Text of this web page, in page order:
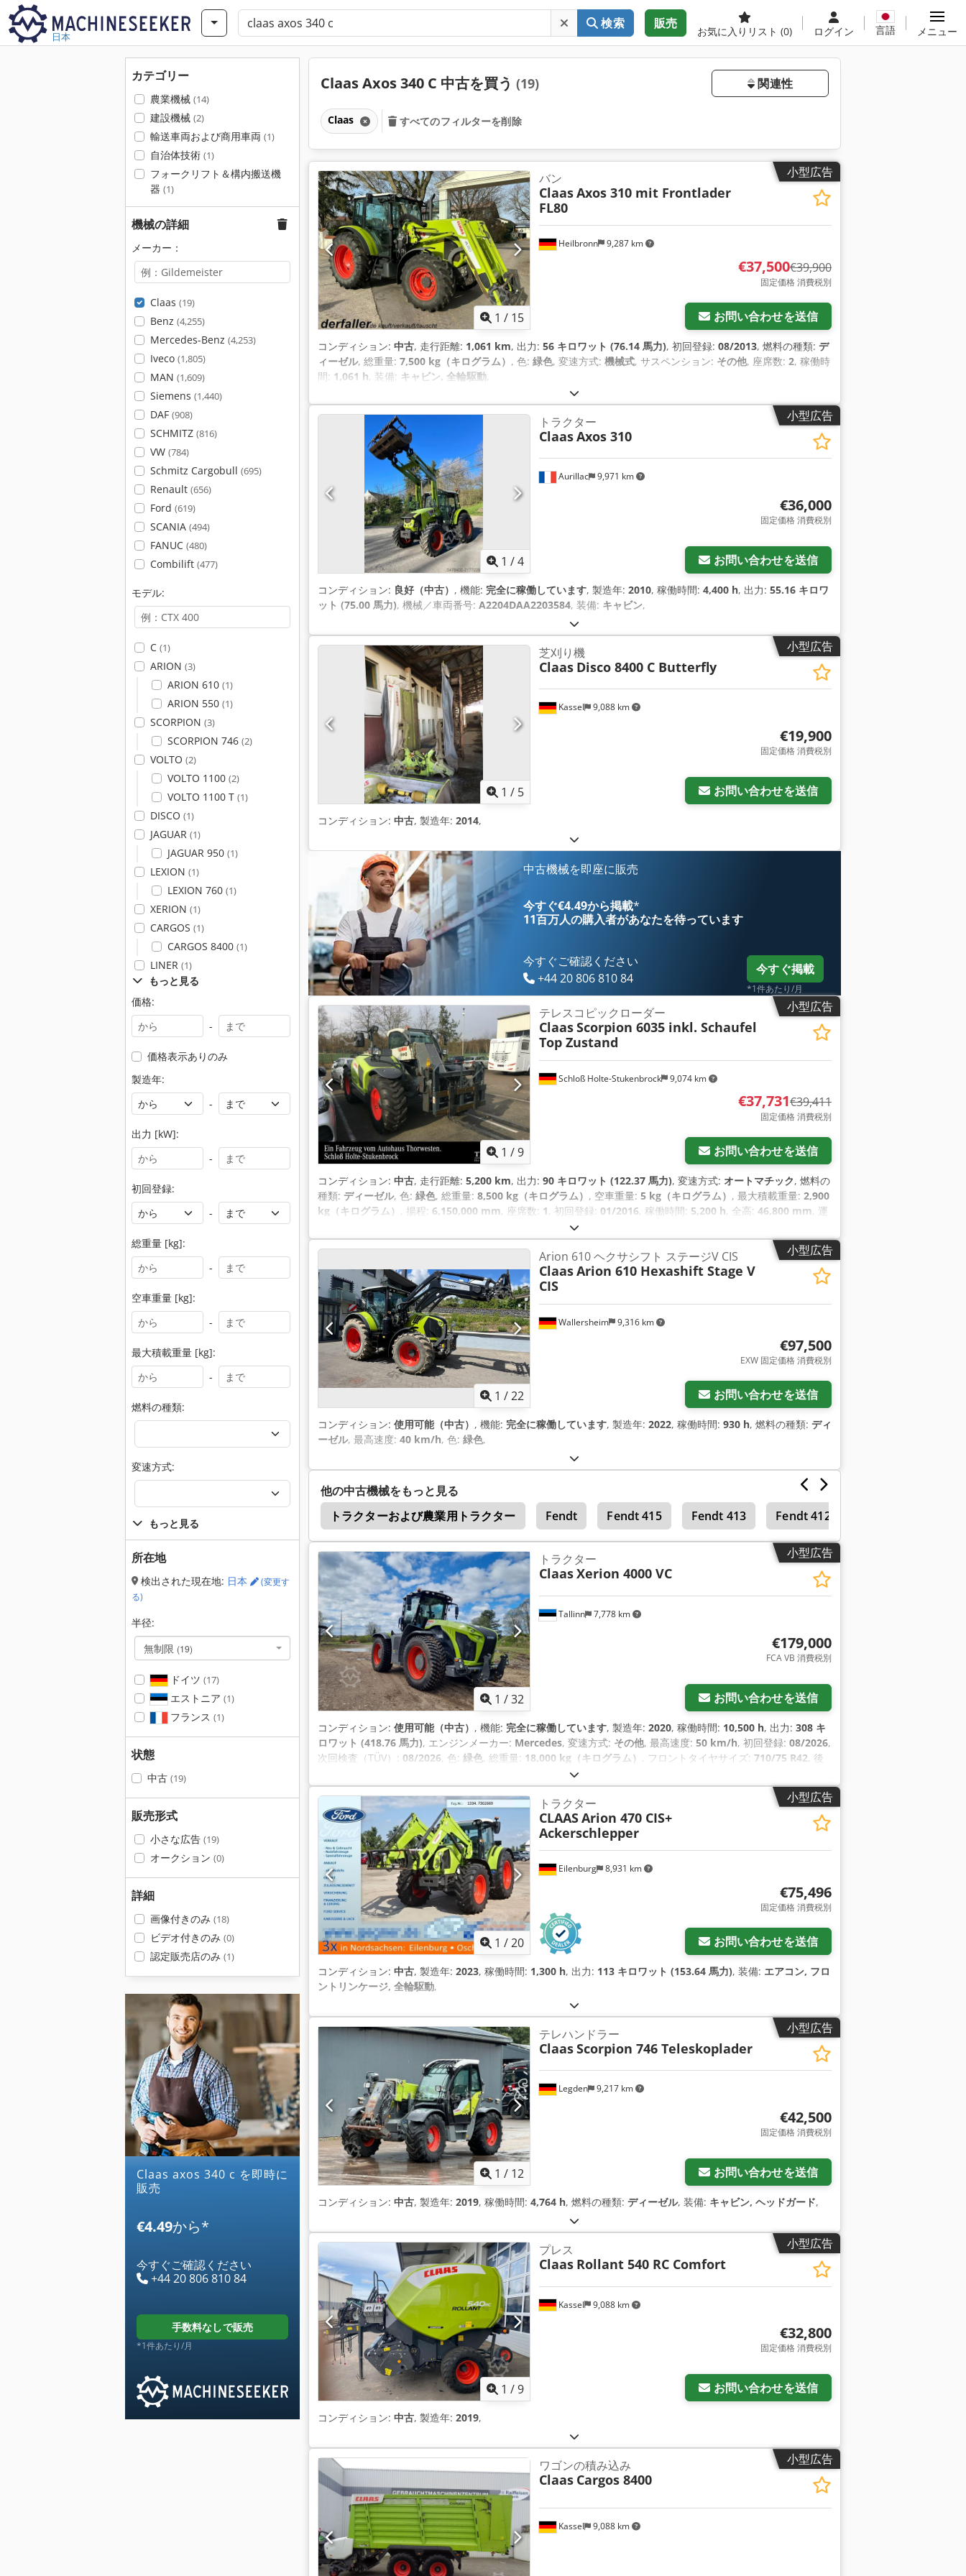
日本
検索 販売
お気に入りリスト (0) ログイン 言語 メニュー
カテゴリー
農業機械 (14)
建設機械 (2)
輸送車両および商用車両 (1)
自治体技術 (1)
フォークリフト＆構内搬送機
器 (1)
機械の詳細
メーカー：
Claas (19)
Benz (4,255)
Mercedes-Benz (4,253)
Iveco (1,805)
MAN (1,609)
Siemens (1,440)
DAF (908)
SCHMITZ (816)
VW (784)
Schmitz Cargobull (695)
Renault (656)
Ford (619)
SCANIA (494)
FANUC (480)
Combilift (477)
モデル:
C (1)
ARION (3)
ARION 610 (1)
ARION 550 (1)
SCORPION (3)
SCORPION 746 (2)
VOLTO (2)
VOLTO 1100 (2)
VOLTO 1100 T (1)
DISCO (1)
JAGUAR (1)
JAGUAR 950 (1)
LEXION (1)
LEXION 760 (1)
XERION (1)
CARGOS (1)
CARGOS 8400 (1)
LINER (1)
もっと見る
価格:
-
価格表示ありのみ
製造年:
-
出力 [kW]:
-
初回登録:
-
総重量 [kg]:
-
空車重量 [kg]:
-
最大積載重量 [kg]:
-
燃料の種類:
変速方式:
もっと見る
所在地
検出された現在地: 日本
(変更す
る)
半径:
無制限 (19)
ドイツ (17)
エストニア (1)
フランス (1)
状態
中古 (19)
販売形式
小さな広告 (19)
オークション (0)
詳細
画像付きのみ (18)
ビデオ付きのみ (0)
認定販売店のみ (1)
claas axos 340 c を即時に
販売
€4.49から*
今すぐご確認ください
+44 20 806 810 84
手数料なしで販売
*1件あたり/月
Claas Axos 340 C 中古を買う (19) 関連性
Claas すべてのフィルターを削除
小型広告
1 / 15
Heilbronn 9,287 km
バン
ClaasAxos 310 mit Frontlader
FL80
€37,500€39,900
固定価格 消費税別
お問い合わせを送信
コンディション: 中古, 走行距離: 1,061 km, 出力: 56 キロワット (76.14 馬力), 初回登録: 08/2013, 燃料の種類: デ
ィーゼル, 総重量: 7,500 kg（キログラム） , 色: 緑色, 変速方式: 機械式, サスペンション: その他, 座席数: 2, 稼働時
間: 1,061 h, 装備: キャビン, 全輪駆動,
小型広告
1 /4
Aurillac 9,971 km
トラクター
ClaasAxos 310
€36,000
固定価格 消費税別
お問い合わせを送信
コンディション: 良好（中古） , 機能: 完全に稼働しています, 製造年: 2010, 稼働時間: 4,400 h, 出力: 55.16 キロワ
ット (75.00 馬力), 機械／車両番号: A2204DAA2203584, 装備: キャビン,
小型広告
1 / 5
Kassel 9,088 km
芝刈り機
Claas Disco 8400 C Butterfly
€19,900
固定価格 消費税別
お問い合わせを送信
コンディション: 中古, 製造年: 2014,
中古機械を即座に販売
今すぐ€4.49から掲載*
11百万人の購入者があなたを待っています
今すぐご確認ください
+44 20 806 810 84
今すぐ掲載
*1件あたり/月
小型広告
1 /9
Schloß Holte-Stukenbrock 9,074 km
テレスコピックローダー
ClaasScorpion 6035 inkl. Schaufel
Top Zustand
€37,731€39,411
固定価格 消費税別
お問い合わせを送信
コンディション: 中古, 走行距離: 5,200 km, 出力: 90 キロワット (122.37 馬力), 変速方式: オートマチック, 燃料の
種類: ディーゼル, 色: 緑色, 総重量: 8,500 kg（キログラム） , 空車重量: 5 kg（キログラム） , 最大積載重量: 2,900
kg（キログラム） , 揚程: 6,150,000 mm, 座席数: 1, 初回登録: 01/2016, 稼働時間: 5,200 h, 全高: 46,800 mm, 運
小型広告
1 /22
Wallersheim 9,316 km
Arion 610 ヘクサシフト ステージV CIS
ClaasArion 610 Hexashift Stage V
CIS
€97,500
EXW 固定価格 消費税別
お問い合わせを送信
コンディション: 使用可能（中古） , 機能: 完全に稼働しています, 製造年: 2022, 稼働時間: 930 h, 燃料の種類: ディ
ーゼル, 最高速度: 40 km/h, 色: 緑色,
他の中古機械をもっと見る
トラクターおよび農業用トラクター
Fendt Fendt 415 Fendt 413 Fendt 412
Jcb 8025 Zts
小型広告
1 /32
Tallinn 7,778 km
トラクター
ClaasXerion 4000 VC
€179,000
FCA VB 消費税別
お問い合わせを送信
コンディション: 使用可能（中古） , 機能: 完全に稼働しています, 製造年: 2020, 稼働時間: 10,500 h, 出力: 308 キ
ロワット (418.76 馬力), エンジンメーカー: Mercedes, 変速方式: その他, 最高速度: 50 km/h, 初回登録: 08/2026,
次回検査（TÜV）: 08/2026, 色: 緑色, 総重量: 18,000 kg（キログラム） , フロントタイヤサイズ: 710/75 R42, 後
7,593 mm
エアコン, キャビン, フロントPTO（パワーテイクオフ）, フロントエンドローダー, 油圧, 照明, 追加ヘッドライト,
小型広告
1 /20
Eilenburg 8,931 km
トラクター
CLAASArion 470 CIS+
Ackerschlepper
€75,496
固定価格 消費税別
お問い合わせを送信
コンディション: 中古, 製造年: 2023, 稼働時間: 1,300 h, 出力: 113 キロワット (153.64 馬力), 装備: エアコン, フロ
ントリンケージ, 全輪駆動,
小型広告
1 / 12
Legden 9,217 km
テレハンドラー
ClaasScorpion 746 Teleskoplader
€42,500
固定価格 消費税別
お問い合わせを送信
コンディション: 中古, 製造年: 2019, 稼働時間: 4,764 h, 燃料の種類: ディーゼル, 装備: キャビン, ヘッドガード,
小型広告
1 /9
Kassel 9,088 km
プレス
Claas Rollant 540 RC Comfort
€32,800
固定価格 消費税別
お問い合わせを送信
コンディション: 中古, 製造年: 2019,
小型広告
Kassel 9,088 km
ワゴンの積み込み
Claas Cargos 8400